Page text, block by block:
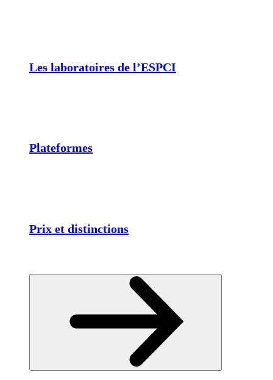
Les laboratoires de l’ESPCI
Plateformes
Prix et distinctions